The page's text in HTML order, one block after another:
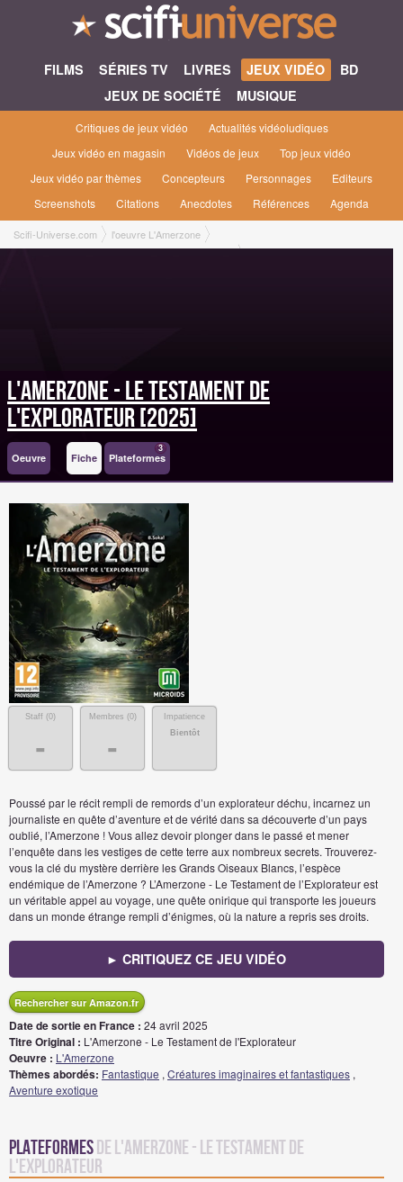
FILMS SÉRIES TV LIVRES JEUX VIDÉO
BD
JEUX DE SOCIÉTÉ
MUSIQUE
Critiques de jeux vidéo
Actualités vidéoludiques
Jeux vidéo en magasin
Vidéos de jeux
Top jeux vidéo
Jeux vidéo par thèmes
Concepteurs Personnages
Editeurs
Screenshots
Citations Anecdotes Références Agenda
Scifi-Universe.com
l'oeuvre L'Amerzone
L'Amerzone - Le Testament de l'Explorateur [2025]
L'Amerzone - Le Testament de
l'Explorateur [2025]
Oeuvre Fiche Plateformes
3
Staff (0)
-
Membres (0)
-
Impatience
Bientôt
Poussé par le récit rempli de remords d’un explorateur déchu, incarnez un
journaliste en quête d’aventure et de vérité dans sa découverte d’un pays
oublié, l’Amerzone ! Vous allez devoir plonger dans le passé et mener
l’enquête dans les vestiges de cette terre aux nombreux secrets. Trouverez-
vous la clé du mystère derrière les Grands Oiseaux Blancs, l’espèce
endémique de l’Amerzone ? L’Amerzone - Le Testament de l’Explorateur est
un véritable appel au voyage, une quête onirique qui transporte les joueurs
dans un monde étrange rempli d’énigmes, où la nature a repris ses droits.
► CRITIQUEZ CE JEU VIDÉO
Rechercher sur Amazon.fr
Date de sortie en France : 24 avril 2025
Titre Original : L'Amerzone - Le Testament de l'Explorateur
Oeuvre : L'Amerzone
Thèmes abordés: Fantastique , Créatures imaginaires et fantastiques ,
Aventure exotique
Plateformesde L'Amerzone - Le Testament de
l'Explorateur